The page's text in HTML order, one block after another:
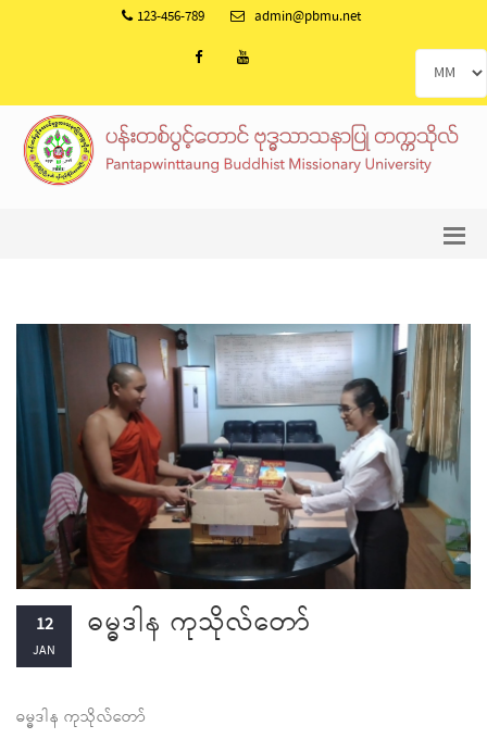
123-456-789 admin@pbmu.net
12
JAN
ဓမ္ဓဒါန ကုသိုလ်တော်
ဓမ္ဓဒါန ကုသိုလ်တော်